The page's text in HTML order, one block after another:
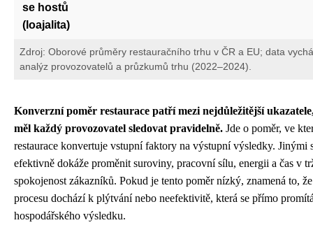
se hostů
(loajalita)
Zdroj: Oborové průměry restauračního trhu v ČR a EU; data
analýz provozovatelů a průzkumů trhu (2022–2024).
Konverzní poměr restaurace patří mezi nejdůležitější
měl každý provozovatel sledovat pravidelně. Jde o poměr, ve
restaurace konvertuje vstupní faktory na výstupní výsledky. Jinými
efektivně dokáže proměnit suroviny, pracovní sílu, energii a čas v
spokojenost zákazníků. Pokud je tento poměr nízký, znamená to,
procesu dochází k plýtvání nebo neefektivitě, která se přímo
hospodářského výsledku.